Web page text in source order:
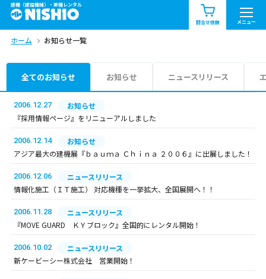
建機（建設機械）・重機レンタル
問合せ依頼 メニュー
商品一覧 お知らせ一覧
問合せ依頼リスト
エリア情報を見る
ホーム お知らせ一覧
全てのお知らせ お知らせ ニュースリリース
2006.12.27
お知らせ
『採用情報ページ』をリニューアルしました
2006.12.14
お知らせ
アジア最大の建機展『ｂａｕｍａ Ｃｈｉｎａ ２００６』に出展しました！
2006.12.06
ニュースリリース
情報化施工（ＩＴ施工） 対応機種を一挙拡大、全国展開へ！！
2006.11.28
ニュースリリース
『MOVE GUARD ＫＹブロック』全国的にレンタル開始！
2006.10.02
ニュースリリース
新ケービーシー株式会社 営業開始！